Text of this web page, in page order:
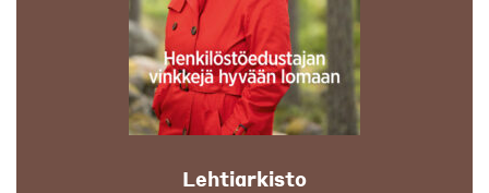
Lehtiarkisto